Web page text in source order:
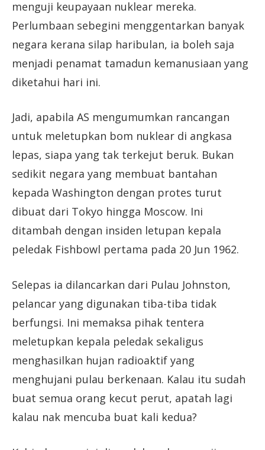
menguji keupayaan nuklear mereka.
Perlumbaan sebegini menggentarkan banyak
negara kerana silap haribulan, ia boleh saja
menjadi penamat tamadun kemanusiaan yang
diketahui hari ini.
Jadi, apabila AS mengumumkan rancangan
untuk meletupkan bom nuklear di angkasa
lepas, siapa yang tak terkejut beruk. Bukan
sedikit negara yang membuat bantahan
kepada Washington dengan protes turut
dibuat dari Tokyo hingga Moscow. Ini
ditambah dengan insiden letupan kepala
peledak Fishbowl pertama pada 20 Jun 1962.
Selepas ia dilancarkan dari Pulau Johnston,
pelancar yang digunakan tiba-tiba tidak
berfungsi. Ini memaksa pihak tentera
meletupkan kepala peledak sekaligus
menghasilkan hujan radioaktif yang
menghujani pulau berkenaan. Kalau itu sudah
buat semua orang kecut perut, apatah lagi
kalau nak mencuba buat kali kedua?